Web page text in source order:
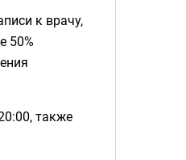
к врачу,
50%
также